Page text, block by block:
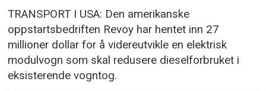
TRANSPORT I USA: Den amerikanske
oppstartsbedriften Revoy har hentet inn 27
millioner dollar for å videreutvikle en elektrisk
modulvogn som skal redusere dieselforbruket i
eksisterende vogntog.